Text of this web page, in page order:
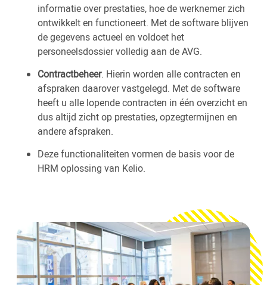
informatie over prestaties, hoe de werknemer zich
ontwikkelt en functioneert. Met de software blijven
de gegevens actueel en voldoet het
personeelsdossier volledig aan de AVG.
Contractbeheer. Hierin worden alle contracten en
afspraken daarover vastgelegd. Met de software
heeft u alle lopende contracten in één overzicht en
dus altijd zicht op prestaties, opzegtermijnen en
andere afspraken.
Deze functionaliteiten vormen de basis voor de
HRM oplossing van Kelio.